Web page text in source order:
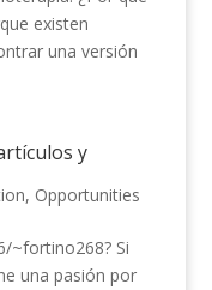
existen
una versión
y
, Opportunities
~fortino268? Si
una pasión por